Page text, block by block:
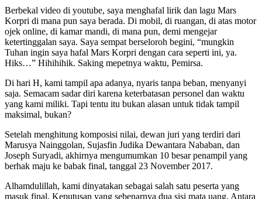
Berbekal video di youtube, saya menghafal lirik dan lagu Mars
Korpri di mana pun saya berada. Di mobil, di ruangan, di atas motor
ojek online, di kamar mandi, di mana pun, demi mengejar
ketertinggalan saya. Saya sempat berseloroh begini, “mungkin
Tuhan ingin saya hafal Mars Korpri dengan cara seperti ini, ya.
Hiks…” Hihihihik. Saking mepetnya waktu, Pemirsa.
Di hari H, kami tampil apa adanya, nyaris tanpa beban, menyanyi
saja. Semacam sadar diri karena keterbatasan personel dan waktu
yang kami miliki. Tapi tentu itu bukan alasan untuk tidak tampil
maksimal, bukan?
Setelah menghitung komposisi nilai, dewan juri yang terdiri dari
Marusya Nainggolan, Sujasfin Judika Dewantara Nababan, dan
Joseph Suryadi, akhirnya mengumumkan 10 besar penampil yang
berhak maju ke babak final, tanggal 23 November 2017.
Alhamdulillah, kami dinyatakan sebagai salah satu peserta yang
masuk final. Keputusan yang sebenarnya dua sisi mata uang. Antara